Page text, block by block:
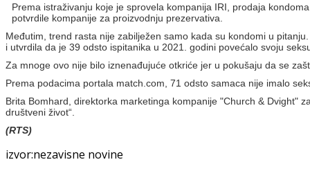
Prema istraživanju koje je sprovela kompanija IRI, prodaja
potvrdile kompanije za proizvodnju prezervativa.
Međutim, trend rasta nije zabilježen samo kada su kondomi u
i utvrdila da je 39 odsto ispitanika u 2021. godini povećalo svoju
Za mnoge ovo nije bilo iznenađujuće otkriće jer u pokušaju da se
Prema podacima portala match.com, 71 odsto samaca nije imalo
Brita Bomhard, direktorka marketinga kompanije "Church & Dvight"
društveni život“.
(RTS)
izvor:nezavisne novine